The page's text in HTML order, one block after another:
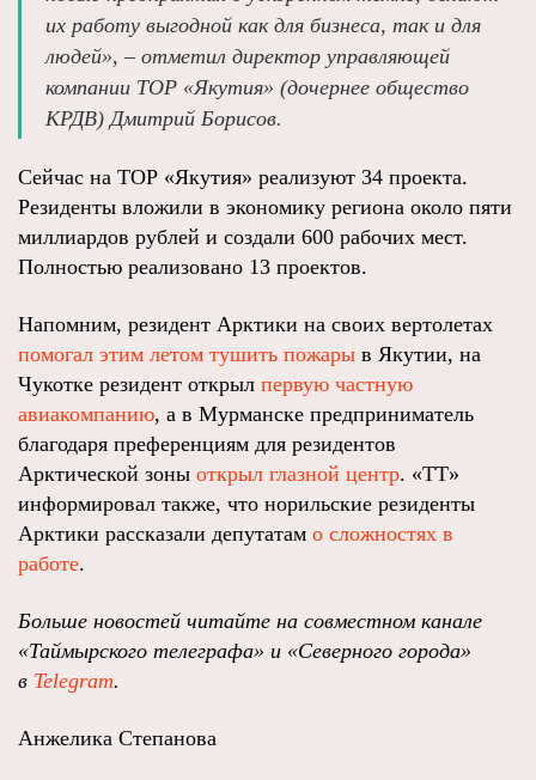
их работу выгодной как для бизнеса, так и для
людей», – отметил директор управляющей
компании ТОР «Якутия» (дочернее общество
КРДВ) Дмитрий Борисов.
Сейчас на ТОР «Якутия» реализуют 34 проекта.
Резиденты вложили в экономику региона около пяти
миллиардов рублей и создали 600 рабочих мест.
Полностью реализовано 13 проектов.
Напомним, резидент Арктики на своих вертолетах
помогал этим летом тушить пожары в Якутии, на
Чукотке резидент открыл первую частную
авиакомпанию, а в Мурманске предприниматель
благодаря преференциям для резидентов
Арктической зоны открыл глазной центр. «ТТ»
информировал также, что норильские резиденты
Арктики рассказали депутатам о сложностях в
работе.
Больше новостей читайте на совместном канале
«Таймырского телеграфа» и «Северного города»
в Telegram.
Анжелика Степанова